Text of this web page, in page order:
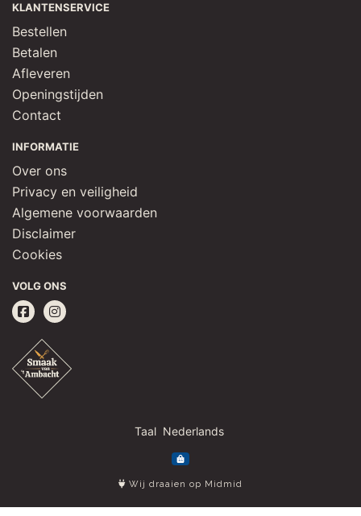
KLANTENSERVICE
Bestellen
Betalen
Afleveren
Openingstijden
Contact
INFORMATIE
Over ons
Privacy en veiligheid
Algemene voorwaarden
Disclaimer
Cookies
VOLG ONS
Taal
Wij draaien op Midmid